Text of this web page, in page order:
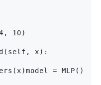
10)
x):
= MLP()